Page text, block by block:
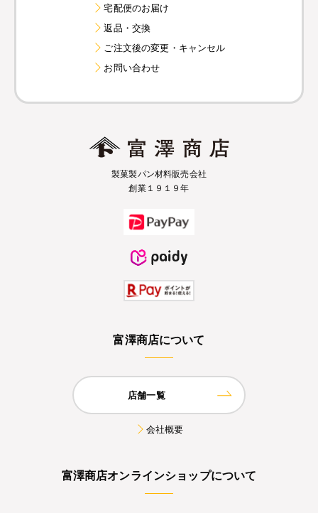
宅配便のお届け
返品・交換
ご注文後の変更・キャンセル
お問い合わせ
製菓製パン材料販売会社
創業１９１９年
富澤商店について
店舗一覧
会社概要
富澤商店オンラインショップについて